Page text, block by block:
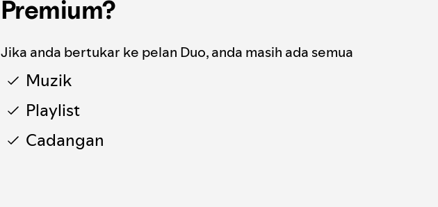
Premium?
Jika anda bertukar ke pelan Duo, anda masih ada semua
Muzik
Playlist
Cadangan